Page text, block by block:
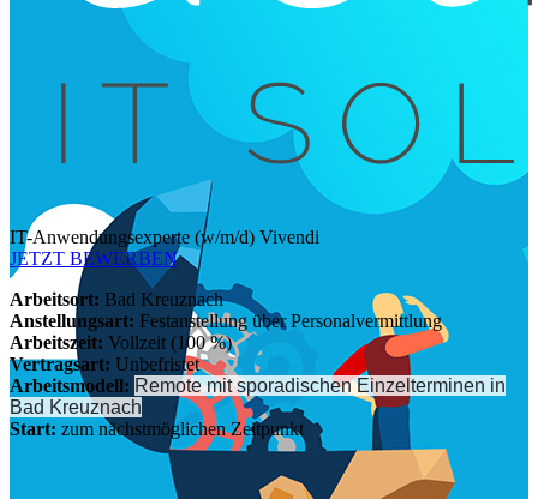
IT-Anwendungsexperte (w/m/d) Vivendi
JETZT BEWERBEN
Arbeitsort: Bad Kreuznach
Anstellungsart: Festanstellung über Personalvermittlung
Arbeitszeit: Vollzeit (100 %)
Vertragsart: Unbefristet
Arbeitsmodell: Remote mit sporadischen Einzelterminen in
Bad Kreuznach
Start: zum nächstmöglichen Zeitpunkt